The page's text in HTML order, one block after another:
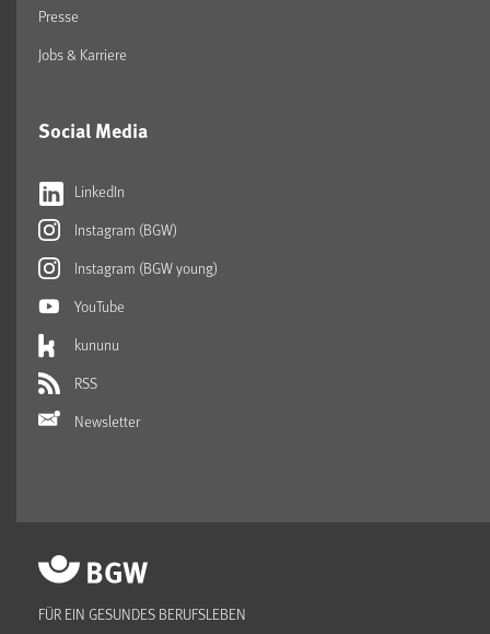
Presse
Jobs & Karriere
Social Media
LinkedIn
Instagram (BGW)
Instagram (BGW young)
YouTube
kununu
RSS
Newsletter
FÜR EIN GESUNDES BERUFSLEBEN